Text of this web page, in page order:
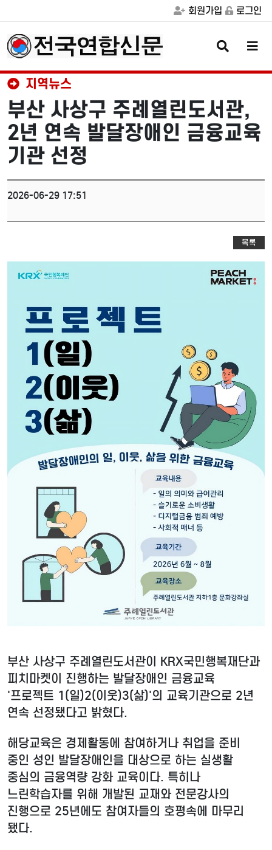
회원가입 로그인
검
색
버
메
버
지역뉴스
부산 사상구 주례열린도서관,
2년 연속 발달장애인 금융교육
기관 선정
2026-06-29 17:51
목록
부산 사상구 주례열린도서관이 KRX국민행복재단과
피치마켓이 진행하는 발달장애인 금융교육
'프로젝트 1(일)2(이웃)3(삶)'의 교육기관으로 2년
연속 선정됐다고 밝혔다.
해당교육은 경제활동에 참여하거나 취업을 준비
중인 성인 발달장애인을 대상으로 하는 실생활
중심의 금융역량 강화 교육이다. 특히나
느린학습자를 위해 개발된 교재와 전문강사의
진행으로 25년에도 참여자들의 호평속에 마무리
됐다.